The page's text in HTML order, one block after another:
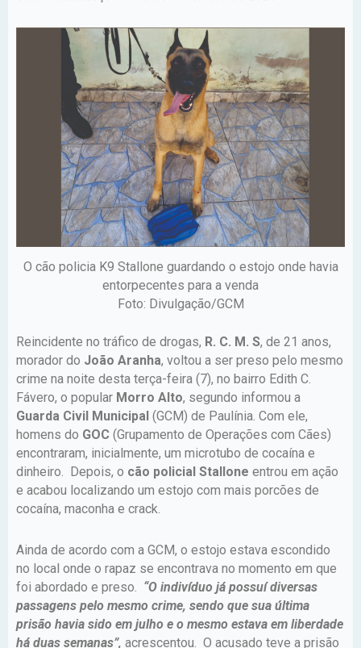
O cão policia K9 Stallone guardando o estojo onde havia
entorpecentes para a venda
Foto: Divulgação/GCM
Reincidente no tráfico de drogas, R. C. M. S, de 21 anos,
morador do João Aranha, voltou a ser preso pelo mesmo
crime na noite desta terça-feira (7), no bairro Edith C.
Fávero, o popular Morro Alto, segundo informou a
Guarda Civil Municipal (GCM) de Paulínia. Com ele,
homens do GOC (Grupamento de Operações com Cães)
encontraram, inicialmente, um microtubo de cocaína e
dinheiro. Depois, o cão policial Stallone entrou em ação
e acabou localizando um estojo com mais porcões de
cocaína, maconha e crack.
Ainda de acordo com a GCM, o estojo estava escondido
no local onde o rapaz se encontrava no momento em que
foi abordado e preso. “O indivíduo já possuí diversas
passagens pelo mesmo crime, sendo que sua última
prisão havia sido em julho e o mesmo estava em liberdade
há duas semanas”, acrescentou. O acusado teve a prisão